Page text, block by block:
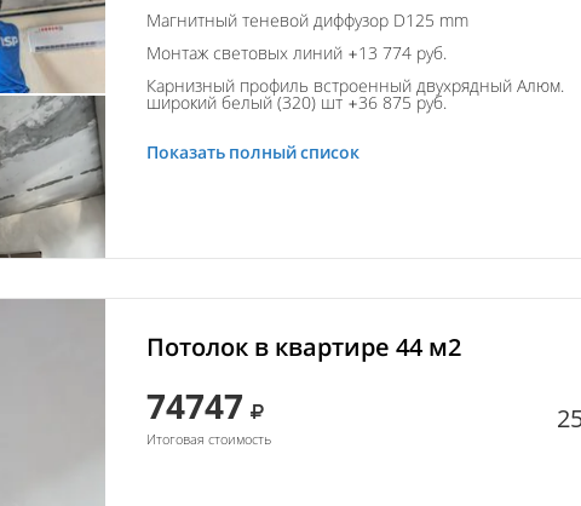
Магнитный теневой диффузор D125 mm
Монтаж световых линий +13 774 руб.
Карнизный профиль встроенный двухрядный Алюм.
широкий белый (320) шт +36 875 руб.
Показать полный список
Потолок в квартире 44 м2
74747
Итоговая стоимость